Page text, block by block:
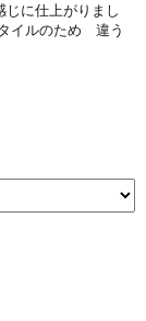
じに仕上がりまし
イルのため 違う